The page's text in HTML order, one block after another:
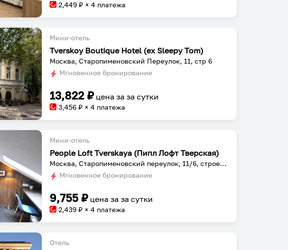
2,449 ₽ × 4 платежа
Мини-отель
Tverskoy Boutique Hotel (ex Sleepy Tom)
Москва, Старопименовский Переулок, 11, стр 6
Мгновенное бронирование
13,822 ₽ цена заза сутки
3,456 ₽ × 4 платежа
Мини-отель
People Loft Tverskaya (Пипл Лофт Тверская)
Москва, Старопименовский переулок, 11/6, строение 1
Мгновенное бронирование
9,755 ₽ цена заза сутки
2,439 ₽ × 4 платежа
Отель